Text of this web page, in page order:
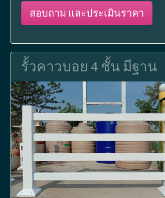
สอบถาม และประเมินราคา
รั้วคาวบอย 4 ชั้น มีฐาน